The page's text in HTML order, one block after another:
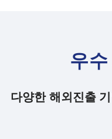
우수
다양한 해외진출